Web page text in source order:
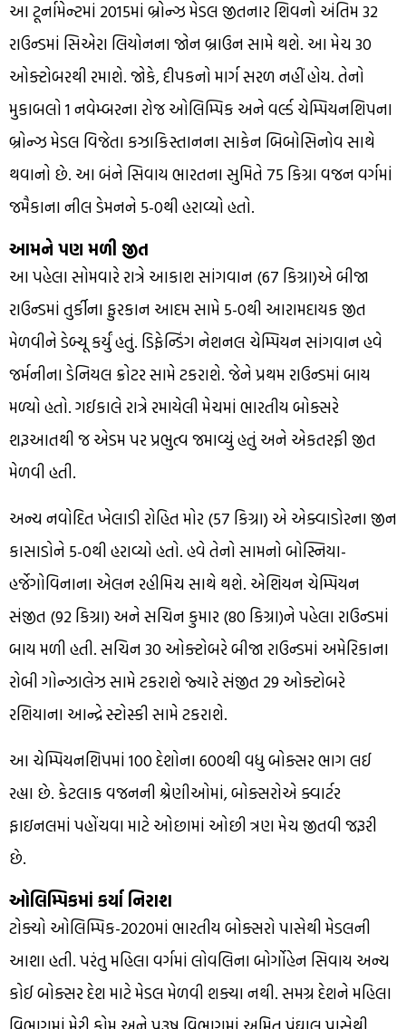
આ ટૂર્નામેન્ટમાં 2015માં બ્રોન્ઝ મેડલ જીતનાર શિવનો અંતિમ 32
રાઉન્ડમાં સિએરા લિયોનના જોન બ્રાઉન સામે થશે. આ મેચ 30
ઓક્ટોબરથી રમાશે. જોકે, દીપકનો માર્ગ સરળ નહીં હોય. તેનો
મુકાબલો 1 નવેમ્બરના રોજ ઓલિમ્પિક અને વર્લ્ડ ચેમ્પિયનશિપના
બ્રોન્ઝ મેડલ વિજેતા કઝાકિસ્તાનના સાકેન બિબોસિનોવ સાથે
થવાનો છે. આ બંને સિવાય ભારતના સુમિતે 75 કિગ્રા વજન વર્ગમાં
જમૈકાના નીલ ડેમનને 5-0થી હરાવ્યો હતો.
આમને પણ મળી જીત
આ પહેલા સોમવારે રાત્રે આકાશ સાંગવાન (67 કિગ્રા)એ બીજા
રાઉન્ડમાં તુર્કીના ફુરકાન આદમ સામે 5-0થી આરામદાયક જીત
મેળવીને ડેબ્યૂ કર્યું હતું. ડિફેન્ડિંગ નેશનલ ચેમ્પિયન સાંગવાન હવે
જર્મનીના ડેનિયલ ક્રોટર સામે ટકરાશે. જેને પ્રથમ રાઉન્ડમાં બાય
મળ્યો હતો. ગઈકાલે રાત્રે રમાયેલી મેચમાં ભારતીય બોક્સરે
શરૂઆતથી જ એડમ પર પ્રભુત્વ જમાવ્યું હતું અને એકતરફી જીત
મેળવી હતી.
અન્ય નવોદિત ખેલાડી રોહિત મોર (57 કિગ્રા) એ એક્વાડોરના જીન
કાસાડોને 5-0થી હરાવ્યો હતો. હવે તેનો સામનો બોસ્નિયા-
હર્જેગોવિનાના એલન રહીમિચ સાથે થશે. એશિયન ચેમ્પિયન
સંજીત (92 કિગ્રા) અને સચિન કુમાર (80 કિગ્રા)ને પહેલા રાઉન્ડમાં
બાય મળી હતી. સચિન 30 ઓક્ટોબરે બીજા રાઉન્ડમાં અમેરિકાના
રોબી ગોન્ઝાલેઝ સામે ટકરાશે જ્યારે સંજીત 29 ઓક્ટોબરે
રશિયાના આન્દ્રે સ્ટોસ્કી સામે ટકરાશે.
આ ચેમ્પિયનશિપમાં 100 દેશોના 600થી વધુ બોક્સર ભાગ લઈ
રહ્યા છે. કેટલાક વજનની શ્રેણીઓમાં, બોક્સરોએ ક્વાર્ટર
ફાઇનલમાં પહોંચવા માટે ઓછામાં ઓછી ત્રણ મેચ જીતવી જરૂરી
છે.
ઓલિમ્પિકમાં કર્યા નિરાશ
ટોક્યો ઓલિમ્પિક-2020માં ભારતીય બોક્સરો પાસેથી મેડલની
આશા હતી. પરંતુ મહિલા વર્ગમાં લોવલિના બોર્ગોહેન સિવાય અન્ય
કોઈ બોક્સર દેશ માટે મેડલ મેળવી શક્યા નથી. સમગ્ર દેશને મહિલા